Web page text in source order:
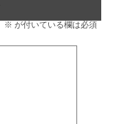
※ が付いている欄は必須